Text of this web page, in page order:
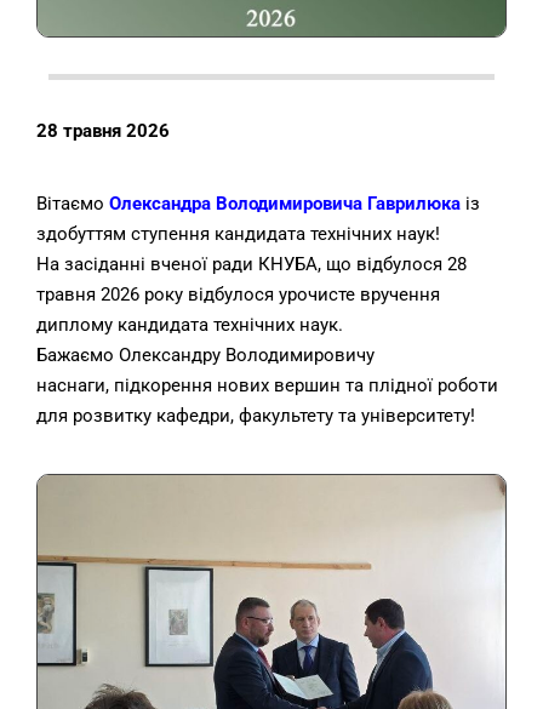
28 травня 2026
Вітаємо Олександра Володимировича Гаврилюка із
здобуттям ступення кандидата технічних наук!
На засіданні вченої ради КНУБА, що відбулося 28
травня 2026 року відбулося урочисте вручення
диплому кандидата технічних наук.
Бажаємо Олександру Володимировичу
наснаги, підкорення нових вершин та плідної роботи
для розвитку кафедри, факультету та університету!